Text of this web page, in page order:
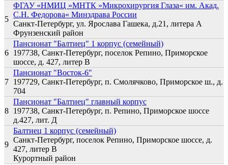
5
ФГАУ «НМИЦ »МНТК »Микрохирургия Глаза« им. Акад.
С.Н. Федорова« Минздрава России
Санкт-Петербург, ул. Ярослава Гашека, д.21, литера А
Фрунзенский район
6
Пансионат "Балтиец" 1 корпус (семейный)
197738, Санкт-Петербург, поселок Репино, Приморское
шоссе, д. 427, литер В
7
Пансионат "Восток-6"
197729, Санкт-Петербург, п. Смолячково, Приморское ш., д.
704
8
Пансионат "Балтиец" главный корпус
197738, Санкт-Петербург, п. Репино, Приморское шоссе
д.427, лит. Д
9
Балтиец 1 корпус (семейный)
Санкт-Петербург, поселок Репино, Приморское шоссе, д.
427, литер В
Курортный район